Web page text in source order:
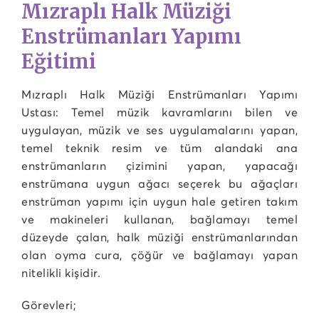
Mızraplı Halk Müziği
Enstrümanları Yapımı
Eğitimi
Mızraplı Halk Müziği Enstrümanları Yapımı
Ustası: Temel müzik kavramlarını bilen ve
uygulayan, müzik ve ses uygulamalarını yapan,
temel teknik resim ve tüm alandaki ana
enstrümanların çizimini yapan, yapacağı
enstrümana uygun ağacı seçerek bu ağaçları
enstrüman yapımı için uygun hale getiren takım
ve makineleri kullanan, bağlamayı temel
düzeyde çalan, halk müziği enstrümanlarından
olan oyma cura, çöğür ve bağlamayı yapan
nitelikli kişidir.
Görevleri;